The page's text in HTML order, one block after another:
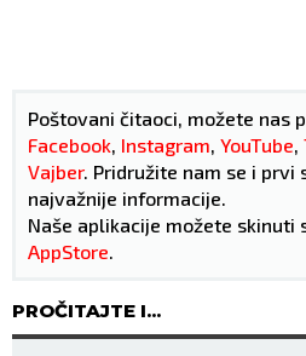
Poštovani čitaoci, možete nas
Facebook, Instagram, YouTube,
Vajber. Pridružite nam se i prvi
najvažnije informacije.
Naše aplikacije možete skinuti
AppStore.
PROČITAJTE I...